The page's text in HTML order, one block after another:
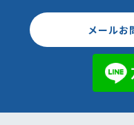
メールお